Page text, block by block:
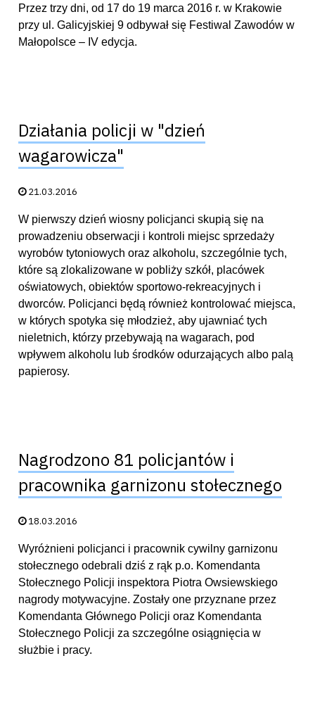
Przez trzy dni, od 17 do 19 marca 2016 r. w Krakowie
przy ul. Galicyjskiej 9 odbywał się Festiwal Zawodów w
Małopolsce – IV edycja.
Działania policji w "dzień
wagarowicza"
Data publikacji:
21.03.2016
W pierwszy dzień wiosny policjanci skupią się na
prowadzeniu obserwacji i kontroli miejsc sprzedaży
wyrobów tytoniowych oraz alkoholu, szczególnie tych,
które są zlokalizowane w pobliży szkół, placówek
oświatowych, obiektów sportowo-rekreacyjnych i
dworców. Policjanci będą również kontrolować miejsca,
w których spotyka się młodzież, aby ujawniać tych
nieletnich, którzy przebywają na wagarach, pod
wpływem alkoholu lub środków odurzających albo palą
papierosy.
Nagrodzono 81 policjantów i
pracownika garnizonu stołecznego
Data publikacji:
18.03.2016
Wyróżnieni policjanci i pracownik cywilny garnizonu
stołecznego odebrali dziś z rąk p.o. Komendanta
Stołecznego Policji inspektora Piotra Owsiewskiego
nagrody motywacyjne. Zostały one przyznane przez
Komendanta Głównego Policji oraz Komendanta
Stołecznego Policji za szczególne osiągnięcia w
służbie i pracy.